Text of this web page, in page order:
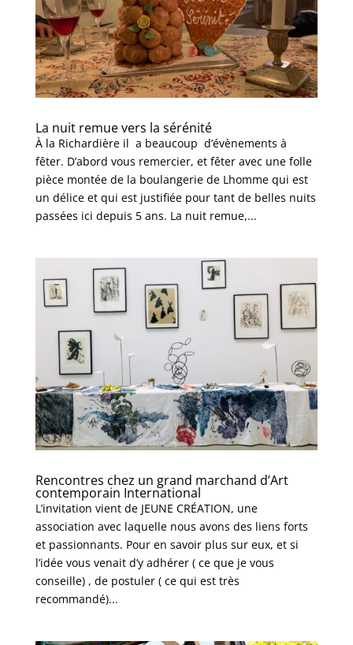
La nuit remue vers la sérénité
À la Richardière il a beaucoup d’évènements à
fêter. D’abord vous remercier, et fêter avec une folle
pièce montée de la boulangerie de Lhomme qui est
un délice et qui est justifiée pour tant de belles nuits
passées ici depuis 5 ans. La nuit remue,...
Rencontres chez un grand marchand d’Art
contemporain International
L’invitation vient de JEUNE CRÉATION, une
association avec laquelle nous avons des liens forts
et passionnants. Pour en savoir plus sur eux, et si
l’idée vous venait d’y adhérer ( ce que je vous
conseille) , de postuler ( ce qui est très
recommandé)...